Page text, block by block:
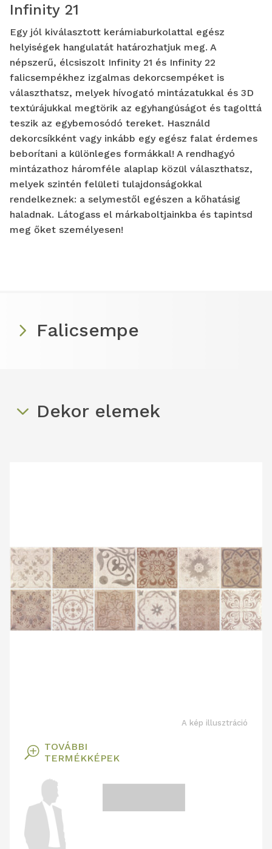
Infinity 21
Egy jól kiválasztott kerámiaburkolattal egész
helyiségek hangulatát határozhatjuk meg. A
népszerű, élcsiszolt Infinity 21 és Infinity 22
falicsempékhez izgalmas dekorcsempéket is
választhatsz, melyek hívogató mintázatukkal és 3D
textúrájukkal megtörik az egyhangúságot és tagolttá
teszik az egybemosódó tereket. Használd
dekorcsíkként vagy inkább egy egész falat érdemes
beborítani a különleges formákkal! A rendhagyó
mintázathoz háromféle alaplap közül választhatsz,
melyek szintén felületi tulajdonságokkal
rendelkeznek: a selymestől egészen a kőhatásig
haladnak. Látogass el márkaboltjainkba és tapintsd
meg őket személyesen!
Falicsempe
Dekor elemek
A kép illusztráció
T TOVÁBBI
TERMÉKKÉPEK